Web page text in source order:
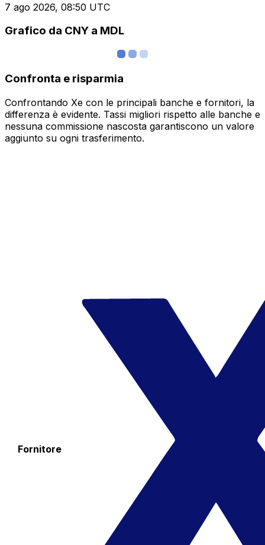
7 ago 2026, 08:50 UTC
Grafico da CNY a MDL
Confronta e risparmia
Confrontando Xe con le principali banche e fornitori, la
differenza è evidente. Tassi migliori rispetto alle banche e
nessuna commissione nascosta garantiscono un valore
aggiunto su ogni trasferimento.
Fornitore